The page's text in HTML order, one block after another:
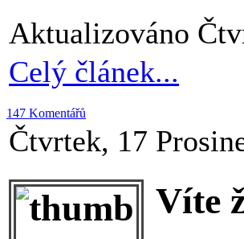
Aktualizováno
Celý článek...
147 Komentářů
Čtvrtek, 17
Víte